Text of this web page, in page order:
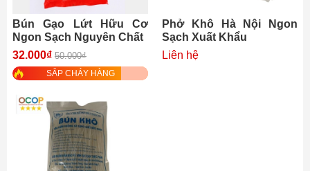
Bún Gạo Lứt Hữu Cơ
Ngon Sạch Nguyên Chất
32.000₫ 50.000₫
SẮP CHÁY HÀNG
Phở Khô Hà Nội Ngon
Sạch Xuất Khẩu
Liên hệ